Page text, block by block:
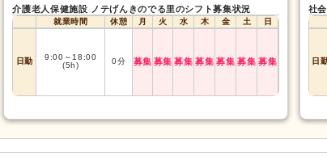
介護老人保健施設 ノテげんきのでる里のシフト募集状況
就業時間 休憩 月 火 水 木 金 土 日
日勤 9:00 ～ 18:00
(5h)
0分 募集 募集 募集 募集 募集 募集 募集
社
日